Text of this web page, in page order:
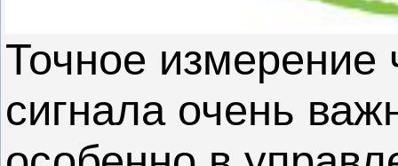
Точное измерение
сигнала очень